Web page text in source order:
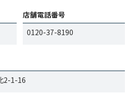
店舗電話番号
0120-37-8190
2-1-16